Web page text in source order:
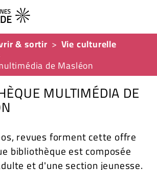
& sortir Vie culturelle
de Masléon
MULTIMÉDIA DE
revues forment cette offre
bibliothèque est composée
et d'une section jeunesse.